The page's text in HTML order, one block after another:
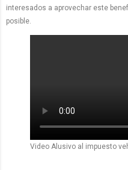
interesados a aprovechar este
posible.
Video Alusivo al impuesto